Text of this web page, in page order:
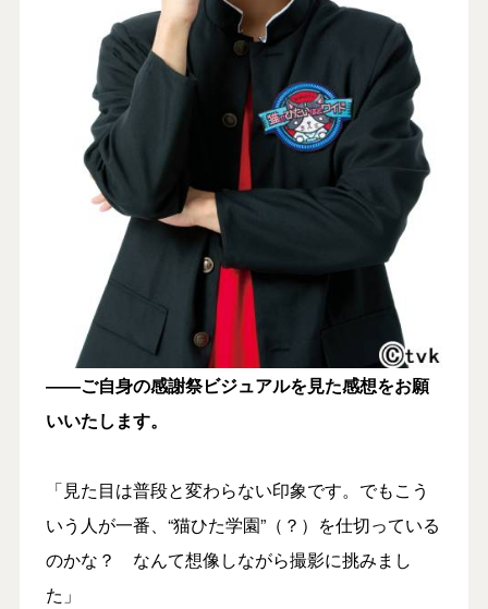
――ご自身の感謝祭ビジュアルを見た感想をお願
いいたします。
「見た目は普段と変わらない印象です。でもこう
いう人が一番、“猫ひた学園”（？）を仕切っている
のかな？ なんて想像しながら撮影に挑みまし
た」